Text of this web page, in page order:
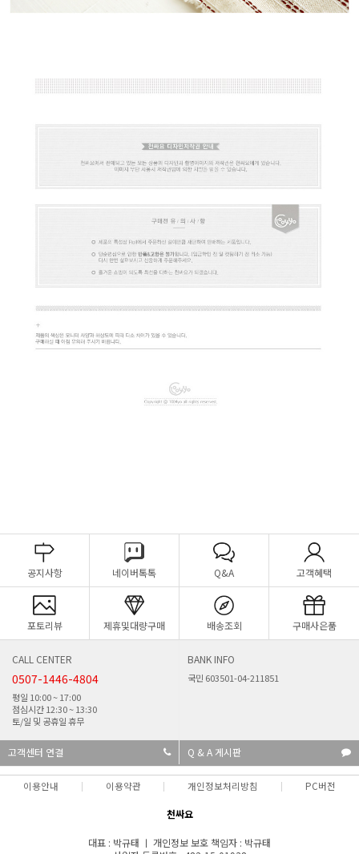
공지사항 네이버톡톡 Q&A 고객혜택
포토리뷰 제휴및대량구매 배송조회 구매사은품
CALL CENTER
0507-1446-4804
평일 10:00 ~ 17:00
점심시간 12:30 ~ 13:30
토/일 및 공휴일 휴무
BANK INFO
국민 603501-04-211851
고객센터 연결 Q & A 게시판
이용안내 이용약관 개인정보처리방침 PC버전
천싸요
대표 : 박규태 ㅣ 개인정보 보호 책임자 : 박규태